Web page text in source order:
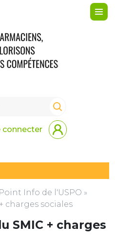
connecter
Info de l'USPO »
charges sociales
SMIC + charges